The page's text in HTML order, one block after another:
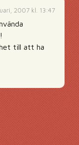
2007 kl. 13:47
till att ha